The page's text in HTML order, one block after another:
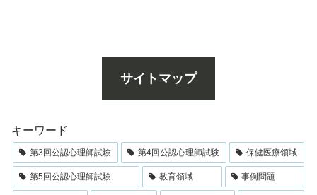
サイトマップ
キーワード
第3回公認心理師試験 第4回公認心理師試験 保健医療領域
第5回公認心理師試験 教育領域 事例問題